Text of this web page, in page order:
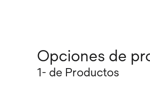
Opciones de
1- de Productos